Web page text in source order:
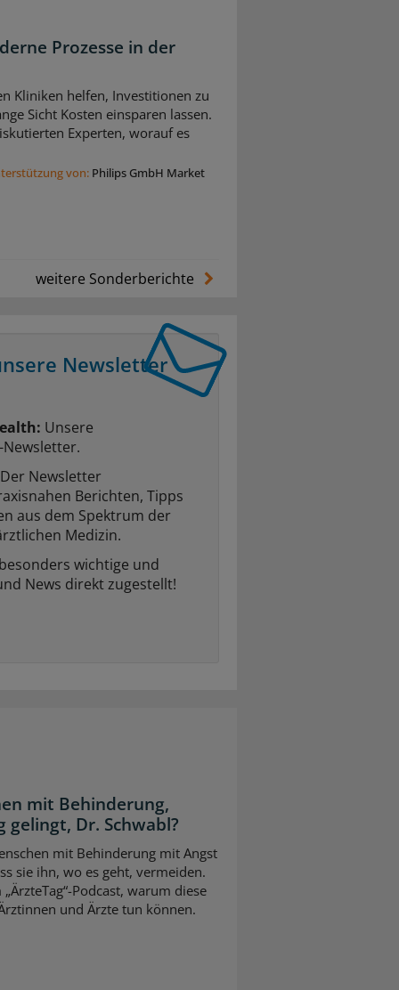
Prozesse in der
Kliniken helfen, Investitionen zu
Sicht Kosten einsparen lassen.
Experten, worauf es
von: Philips GmbH Market
weitere Sonderberichte
Newsletter
Unsere
Newsletter
Berichten, Tipps
aus dem Spektrum der
Medizin.
wichtige und
News direkt zugestellt!
mit Behinderung,
Dr. Schwabl?
mit Behinderung mit Angst
sie ihn, wo es geht, vermeiden.
Podcast, warum diese
und Ärzte tun können.